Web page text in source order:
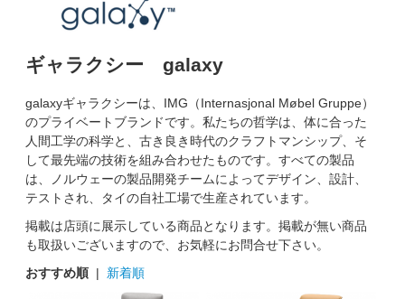
ギャラクシー galaxy
galaxyギャラクシーは、IMG（Internasjonal Møbel Gruppe）
のプライベートブランドです。私たちの哲学は、体に合った
人間工学の科学と、古き良き時代のクラフトマンシップ、そ
して最先端の技術を組み合わせたものです。すべての製品
は、ノルウェーの製品開発チームによってデザイン、設計、
テストされ、タイの自社工場で生産されています。
掲載は店頭に展示している商品となります。掲載が無い商品
も取扱いございますので、お気軽にお問合せ下さい。
おすすめ順 | 新着順